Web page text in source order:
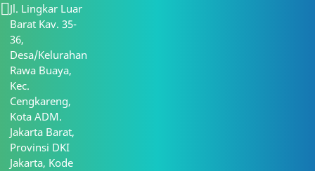
Jl. Lingkar Luar
Barat Kav. 35-
36,
Desa/Kelurahan
Rawa Buaya,
Kec.
Cengkareng,
Kota ADM.
Jakarta Barat,
Provinsi DKI
Jakarta, Kode